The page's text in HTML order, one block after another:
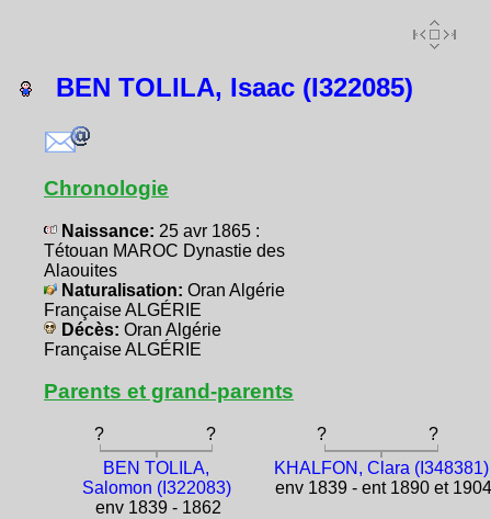
BEN TOLILA, Isaac (I322085)
Chronologie
Naissance: 25 avr 1865 :
Tétouan MAROC Dynastie des
Alaouites
Naturalisation: Oran Algérie
Française ALGÉRIE
Décès: Oran Algérie
Française ALGÉRIE
Parents et grand-parents
? ? ?
?
BEN TOLILA,
Salomon (I322083)
env 1839 - 1862
KHALFON, Clara (I348381)
env 1839 - ent 1890 et 1904